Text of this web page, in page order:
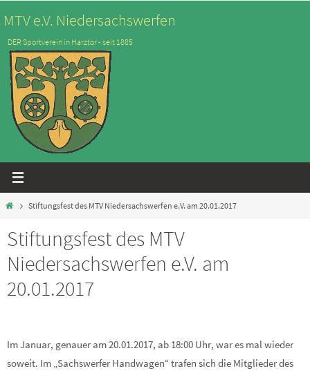
Inhalt
springen
MTV e.V. Niedersachswerfen
DER Sportverein in Harztor - seit 1885
StartStiftungsfest des MTV Niedersachswerfen e.V. am 20.01.2017
Stiftungsfest des MTV
Niedersachswerfen e.V. am
20.01.2017
Im Januar, genauer am 20.01.2017, ab 18:00 Uhr, war es mal wieder
soweit. Im „Sachswerfer Handwagen“ trafen sich die Mitglieder des